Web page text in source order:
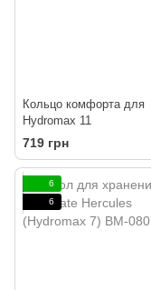
Кольцо комфорта для
Hydromax 11
719 грн
6
6